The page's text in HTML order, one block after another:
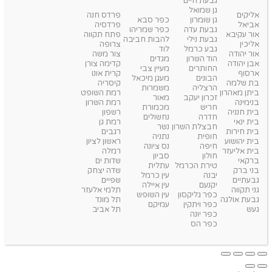
אליקים
אביאל
אור עקיבא
אליכין
אור יהודה
אבן יהודה
ארסוף
בת שלמה
ביתן מאהרון
בנימינה
בית חנניה
בית ינאי
בית חירות
בית יהושוע
בית אליעזר
ברקאי
בני ברק
גבעתיים
גני תקווה
גבעת אולגה
געש
גן שמואל
גן שומרון
גבעת עדה
גבעת נילי
גבע כרמל
הוד השרון
החותרים
הבונים
הרצליה
זכרון יעקב
חריש
חדרה
חבצלת השרון
חופית
חיפה
חולון
טירת הכרמל
יבנה
יקנעם
כפר גליקסון
כפר ויתקין
כפר יונה
כפר הס
כפר סבא
כפר שמריהו
להבות חביבה
לוד
מגדים
מעיין צבי
מעגן מיכאל
משמרות
מאור
מכמורת
נחשולים
נשר
נתניה
נס ציונה
סביון
עתלית
עין כרמל
עין איילה
עין השופש
עמיקם
פרדס חנה
פרדסיה
פתח תקווה
צרופה
צור משה
קדימה צורן
קרית אונו
קיסריה
רמת השופט
רמת השרון
רשפון
רמת גן
רגבים
ראשון לציון
רמלה
שדות ים
שדה יצחק
שפיים
תלמי אלעזר
תל מונד
תל אביב